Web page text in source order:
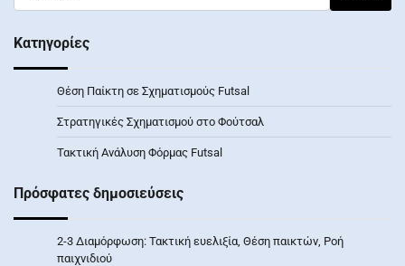
for:
Κατηγορίες
Θέση Παίκτη σε Σχηματισμούς Futsal
Στρατηγικές Σχηματισμού στο Φούτσαλ
Τακτική Ανάλυση Φόρμας Futsal
Πρόσφατες δημοσιεύσεις
2-3 Διαμόρφωση: Τακτική ευελιξία, Θέση παικτών, Ροή
παιχνιδιού